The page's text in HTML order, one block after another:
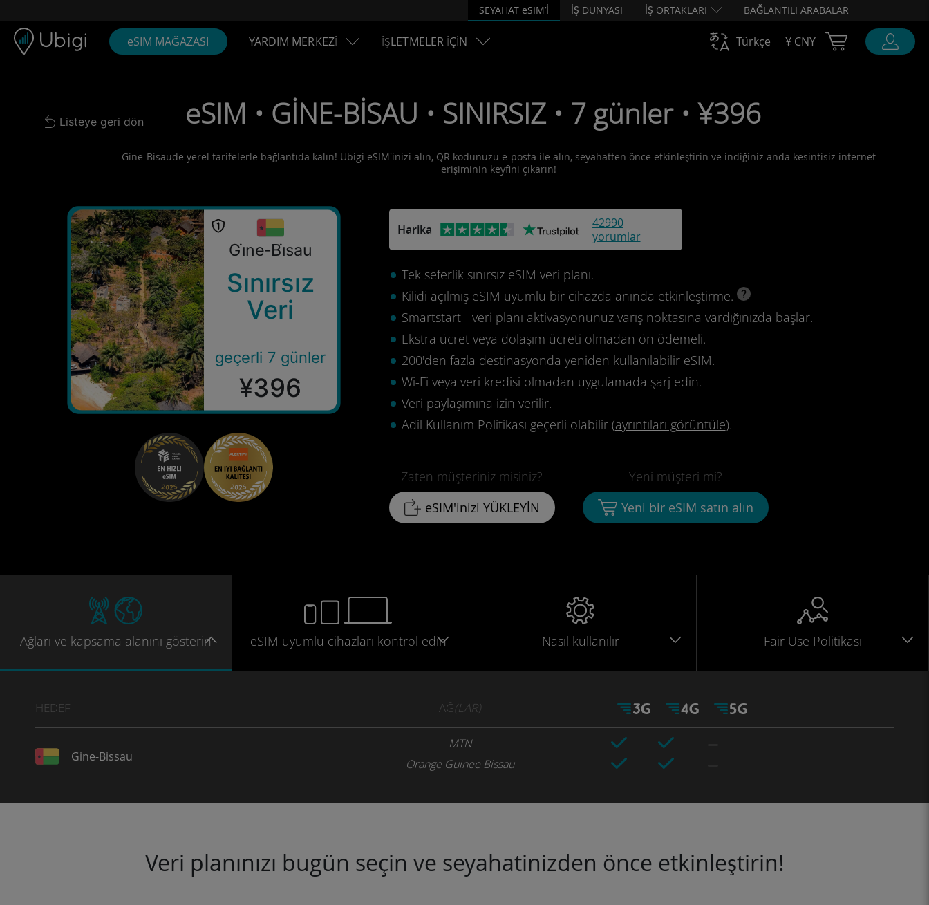
SEYAHAT eSIM’İ İŞ DÜNYASI İŞ ORTAKLARI BAĞLANTILI ARABALAR
eSIM MAĞAZASI YARDIM MERKEZİ İŞLETMELER İÇİN Türkçe ¥ CNY Cart Ubigi
Back to list
Listeye geri dön eSIM • GİNE-BİSAU • SINIRSIZ • 7 günler • ¥396
Gine-Bisaude yerel tarifelerle bağlantıda kalın! Ubigi eSIM'inizi alın, QR kodunuzu e-posta ile alın, seyahatten önce etkinleştirin ve indiğiniz anda kesintisiz internet
erişiminin keyfini çıkarın!
Gi̇ne-Bi̇sau
Sınırsız
Veri
geçerli 7 günler
¥396
Harika
42990
yorumlar
Tek seferlik sınırsız eSIM veri planı.
Kilidi açılmış eSIM uyumlu bir cihazda anında etkinleştirme.
Smartstart - veri planı aktivasyonunuz varış noktasına vardığınızda başlar.
Ekstra ücret veya dolaşım ücreti olmadan ön ödemeli.
200'den fazla destinasyonda yeniden kullanılabilir eSIM.
Wi-Fi veya veri kredisi olmadan uygulamada şarj edin.
Veri paylaşımına izin verilir.
Adil Kullanım Politikası geçerli olabilir (ayrıntıları görüntüle).
Zaten müşteriniz misiniz?
eSIM'inizi YÜKLEYİN
Yeni müşteri mi?
Yeni bir eSIM satın alın
Ağları ve kapsama alanını gösterin eSIM uyumlu cihazları kontrol edin Nasıl kullanılır Fair Use Politikası
HEDEF AĞ(LAR)
Gine-Bissau
MTN
Orange Guinee Bissau
Veri planınızı bugün seçin ve seyahatinizden önce etkinleştirin!